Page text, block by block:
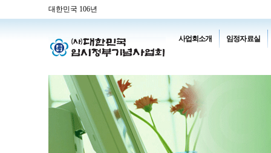
대한민국 106년
사업회소개 임정자료실